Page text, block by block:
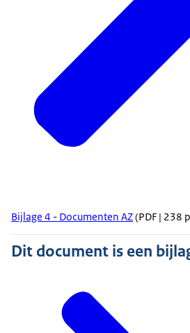
Bijlage 4 - Documenten AZ(PDF | 238
Dit document is een